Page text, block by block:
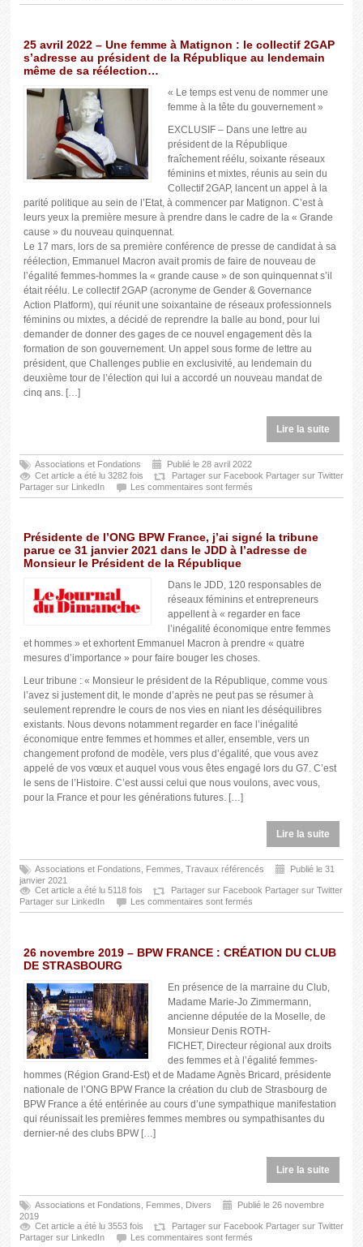
25 avril 2022 – Une femme à Matignon : le collectif 2GAP
s’adresse au président de la République au lendemain
même de sa réélection…
« Le temps est venu de nommer une
femme à la tête du gouvernement »
EXCLUSIF – Dans une lettre au
président de la République
fraîchement réélu, soixante réseaux
féminins et mixtes, réunis au sein du
Collectif 2GAP, lancent un appel à la
parité politique au sein de l’Etat, à commencer par Matignon. C’est à
leurs yeux la première mesure à prendre dans le cadre de la « Grande
cause » du nouveau quinquennat.
Le 17 mars, lors de sa première conférence de presse de candidat à sa
réélection, Emmanuel Macron avait promis de faire de nouveau de
l’égalité femmes-hommes la « grande cause » de son quinquennat s’il
était réélu. Le collectif 2GAP (acronyme de Gender & Governance
Action Platform), qui réunit une soixantaine de réseaux professionnels
féminins ou mixtes, a décidé de reprendre la balle au bond, pour lui
demander de donner des gages de ce nouvel engagement dès la
formation de son gouvernement. Un appel sous forme de lettre au
président, que Challenges publie en exclusivité, au lendemain du
deuxième tour de l’élection qui lui a accordé un nouveau mandat de
cinq ans. […]
Lire la suite
Associations et Fondations
Publié le 28 avril 2022
Cet article a été lu 3282 fois
Partager sur Facebook Partager sur Twitter
Partager sur LinkedIn
Les commentaires sont fermés
Présidente de l’ONG BPW France, j’ai signé la tribune
parue ce 31 janvier 2021 dans le JDD à l’adresse de
Monsieur le Président de la République
Dans le JDD, 120 responsables de
réseaux féminins et entrepreneurs
appellent à « regarder en face
l’inégalité économique entre femmes
et hommes » et exhortent Emmanuel Macron à prendre « quatre
mesures d’importance » pour faire bouger les choses.
Leur tribune : « Monsieur le président de la République, comme vous
l’avez si justement dit, le monde d’après ne peut pas se résumer à
seulement reprendre le cours de nos vies en niant les déséquilibres
existants. Nous devons notamment regarder en face l’inégalité
économique entre femmes et hommes et aller, ensemble, vers un
changement profond de modèle, vers plus d’égalité, que vous avez
appelé de vos vœux et auquel vous vous êtes engagé lors du G7. C’est
le sens de l’Histoire. C’est aussi celui que nous voulons, avec vous,
pour la France et pour les générations futures. […]
Lire la suite
Associations et Fondations Femmes Travaux référencés
Publié le 31
janvier 2021
Cet article a été lu 5118 fois
Partager sur Facebook Partager sur Twitter
Partager sur LinkedIn
Les commentaires sont fermés
26 novembre 2019 – BPW FRANCE : CRÉATION DU CLUB
DE STRASBOURG
En présence de la marraine du Club,
Madame Marie-Jo Zimmermann,
ancienne députée de la Moselle, de
Monsieur Denis ROTH-
FICHET, Directeur régional aux droits
des femmes et à l’égalité femmes-
hommes (Région Grand-Est) et de Madame Agnès Bricard, présidente
nationale de l’ONG BPW France la création du club de Strasbourg de
BPW France a été entérinée au cours d’une sympathique manifestation
qui réunissait les premières femmes membres ou sympathisantes du
dernier-né des clubs BPW […]
Lire la suite
Associations et Fondations Femmes Divers
Publié le 26 novembre
2019
Cet article a été lu 3553 fois
Partager sur Facebook Partager sur Twitter
Partager sur LinkedIn
Les commentaires sont fermés